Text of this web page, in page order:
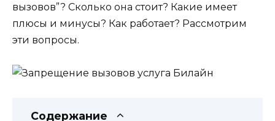
вызовов”? Сколько она стоит? Какие имеет
плюсы и минусы? Как работает? Рассмотрим
эти вопросы.
Содержание